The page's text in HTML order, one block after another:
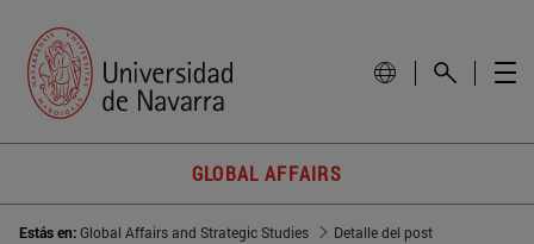
GLOBAL AFFAIRS
Estás en:Global Affairs and Strategic Studies
Detalle del post